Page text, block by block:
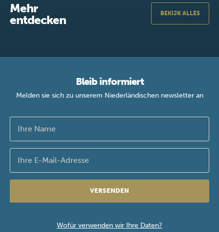
Mehr
entdecken
BEKIJK ALLES
Bleib informiert
Melden sie sich zu unserem Niederländischen newsletter an
VERSENDEN
Wofür verwenden wir Ihre Daten?